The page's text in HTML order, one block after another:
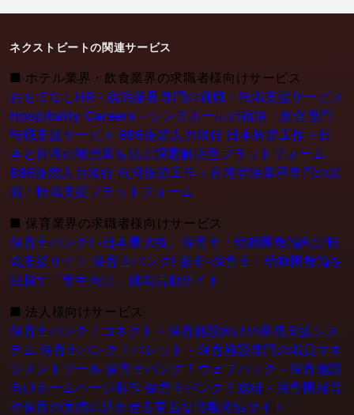
ネクストビートの関連サービス
■ ホテル業界・飲食業界の求職者様向けサービス
おもてなしHR - 宿泊業界専門の就職・転職支援サービス
Hospitality Careers - シンガポールの宿泊・飲食専門
転職支援サービス 886旅館人力銀行 日本旅館工作 - 日
本と台湾の観光業を結ぶ課題解決型プラットフォーム
886旅館人力銀行 台湾旅館工作 - 台湾宿泊業界専門の就
職・転職支援プラットフォーム
■ 保育業界の求職者様向けサービス
保育士バンク! -日本最大級。保育士・幼稚園教論向け転
職支援サイト 保育士バンク! 新卒-保育士・幼稚園教論を
目指す「学生向け」就職活動サイト
■ 法人様向けサービス
保育士バンク！コネクト - 保育施設向けの業務支援シス
テム 保育士バンク！パレット - 保育施設専門の職員マネ
ジメントツール 保育士バンク！ウェブパック - 保育施設
向けホームページ制作 保育士バンク！総研 - 保育園経営
や保育の実務に活かせる有益な情報発信サイト